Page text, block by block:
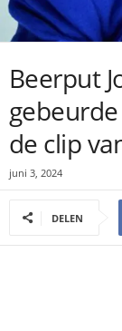
Beerput
de clip
juni 3, 2024
DELEN